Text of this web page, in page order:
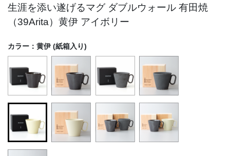
生涯を添い遂げるマグ ダブルウォール 有田焼
（39Arita）黄伊 アイボリー
カラー： 黄伊 (紙箱入り)
selected